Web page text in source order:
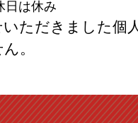
日は休み
ただきました個
。